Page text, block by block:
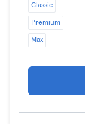
Classic
Premium
Max